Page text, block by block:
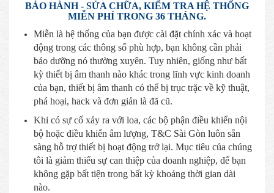
BẢO HÀNH - SỬA CHỮA, KIỂM TRA HỆ THỐNG
MIỄN PHÍ TRONG 36 THÁNG.
Miễn là hệ thống của bạn được cài đặt chính xác và hoạt
động trong các thông số phù hợp, bạn không cần phải
bảo dưỡng nó thường xuyên. Tuy nhiên, giống như bất
kỳ thiết bị âm thanh nào khác trong lĩnh vực kinh doanh
của bạn, thiết bị âm thanh có thể bị trục trặc về kỹ thuật,
phá hoại, hack và đơn giản là đã cũ.
Khi có sự cố xảy ra với loa, các bộ phận điều khiển nội
bộ hoặc điều khiển âm lượng, T&C Sài Gòn luôn sẵn
sàng hỗ trợ thiết bị hoạt động trở lại. Mục tiêu của chúng
tôi là giảm thiểu sự can thiệp của doanh nghiệp, để bạn
không gặp bất tiện trong bất kỳ khoảng thời gian dài
nào.